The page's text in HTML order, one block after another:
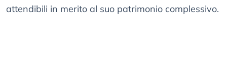
attendibili in merito al suo patrimonio complessivo.